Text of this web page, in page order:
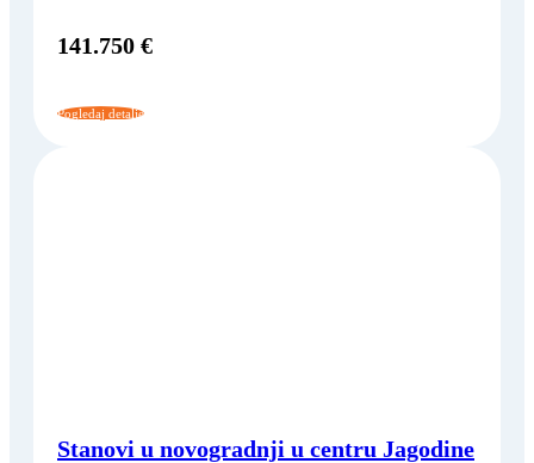
141.750 €
Pogledaj detalje
Stanovi u novogradnji u centru Jagodine